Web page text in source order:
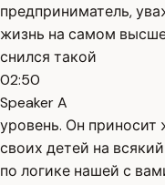
предприниматель,
жизнь на самом
снился такой
02:50
Speaker A
уровень. Он
своих детей на
по логике нашей с